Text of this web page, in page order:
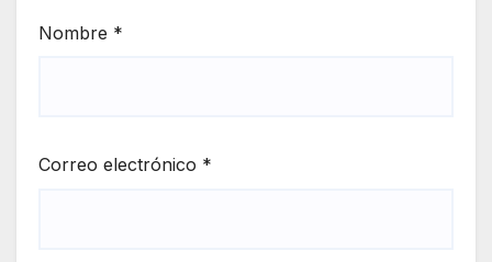
Nombre *
Correo electrónico *